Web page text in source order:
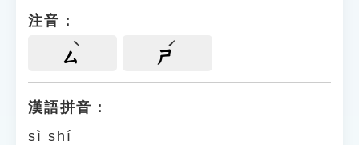
貓頭鷹博士
注音：
ㄙ ㄕ
漢語拼音：
sì shí